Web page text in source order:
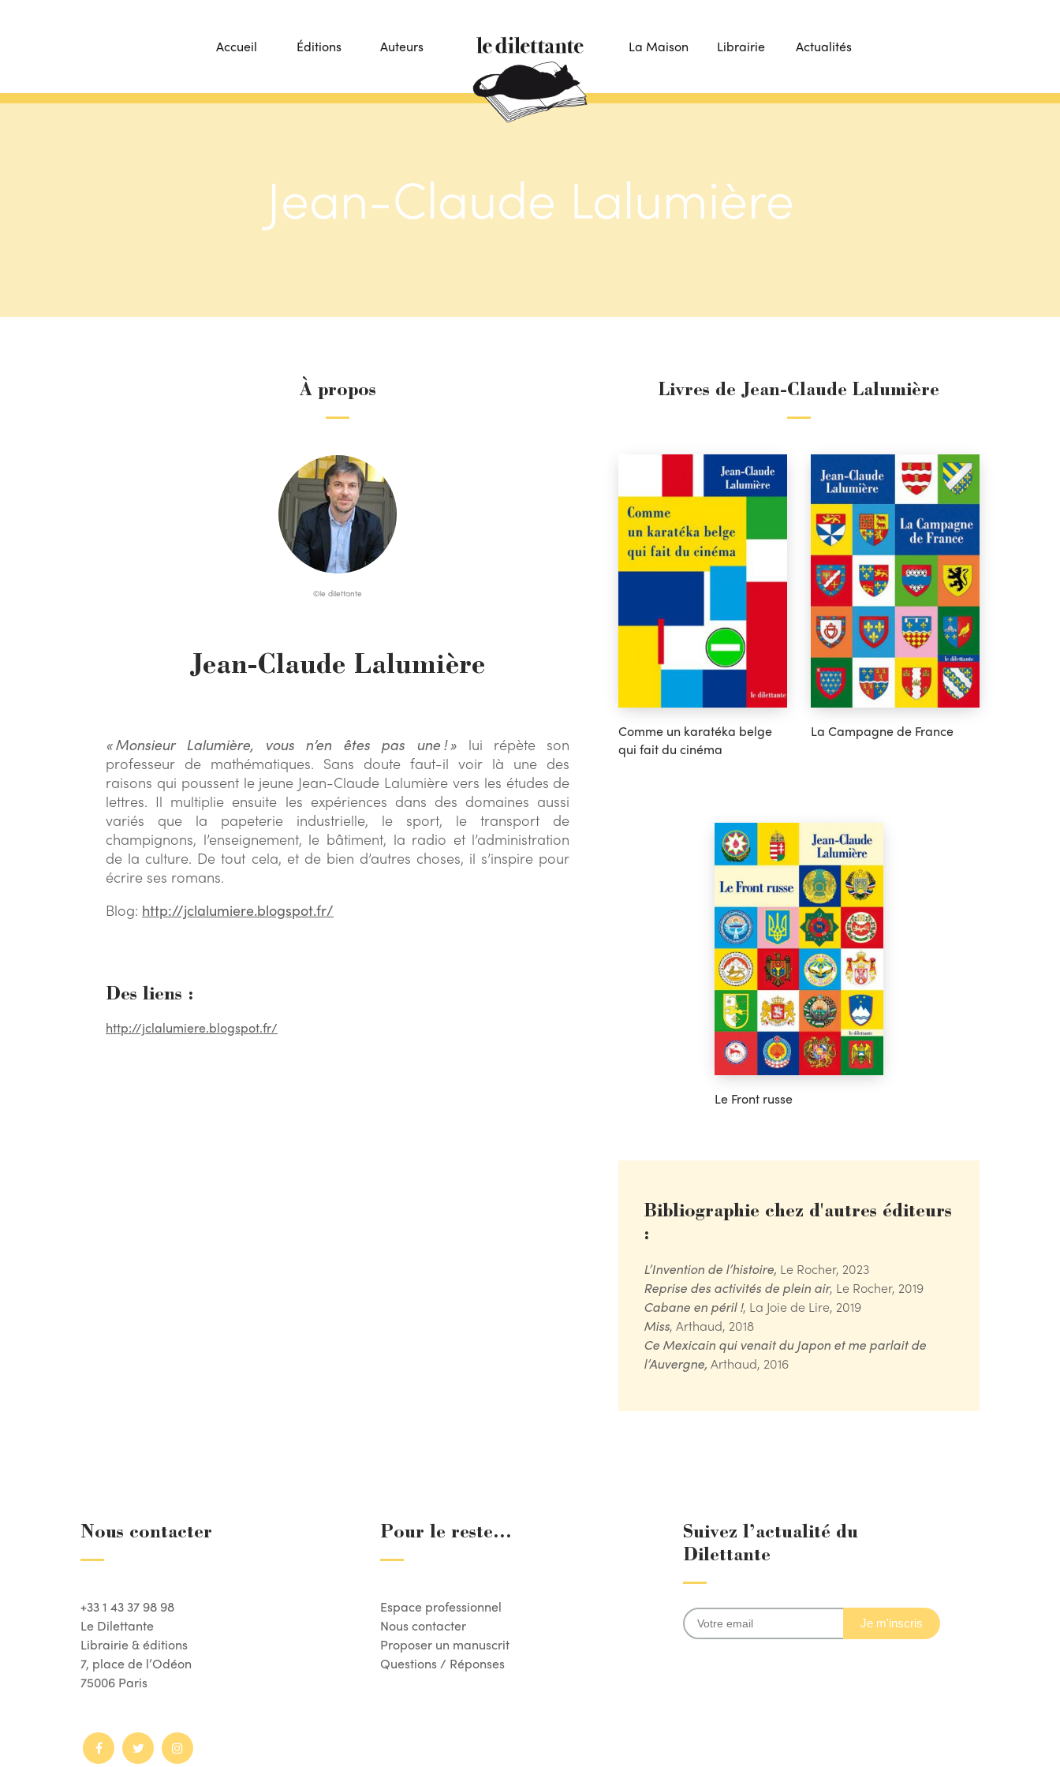
Accueil Éditions Auteurs La Maison Librairie Actualités
Jean-Claude Lalumière
À propos
©le dilettante
Jean-Claude Lalumière
« Monsieur Lalumière, vous n’en êtes pas une ! » lui répète son
professeur de mathématiques. Sans doute faut-il voir là une des
raisons qui poussent le jeune Jean-Claude Lalumière vers les études de
lettres. Il multiplie ensuite les expériences dans des domaines aussi
variés que la papeterie industrielle, le sport, le transport de
champignons, l’enseignement, le bâtiment, la radio et l’administration
de la culture. De tout cela, et de bien d’autres choses, il s’inspire pour
écrire ses romans.
Blog: http://jclalumiere.blogspot.fr/
Des liens :
http://jclalumiere.blogspot.fr/
Livres de Jean-Claude Lalumière
Comme un karatéka belge
qui fait du cinéma
La Campagne de France
Le Front russe
Bibliographie chez d'autres éditeurs
:
L’Invention de l’histoire, Le Rocher, 2023
Reprise des activités de plein air, Le Rocher, 2019
Cabane en péril !, La Joie de Lire, 2019
Miss, Arthaud, 2018
Ce Mexicain qui venait du Japon et me parlait de
l’Auvergne, Arthaud, 2016
Nous contacter
+33 1 43 37 98 98
Le Dilettante
Librairie & éditions
7, place de l’Odéon
75006 Paris
Pour le reste...
Espace professionnel
Nous contacter
Proposer un manuscrit
Questions / Réponses
Suivez l’actualité du
Dilettante